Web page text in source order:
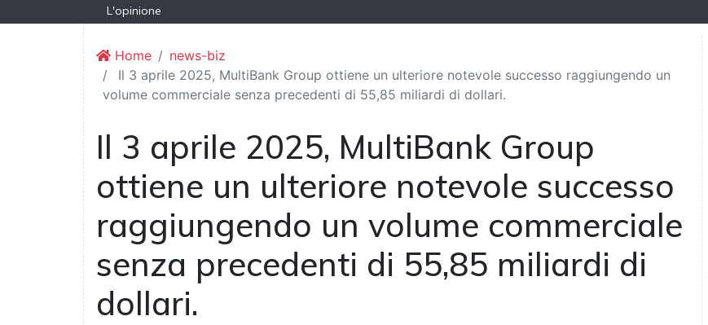
L'opinione
Home
news-biz
Il 3 aprile 2025, MultiBank Group ottiene un ulteriore notevole successo raggiungendo un
volume commerciale senza precedenti di 55,85 miliardi di dollari.
Il 3 aprile 2025, MultiBank Group
ottiene un ulteriore notevole successo
raggiungendo un volume commerciale
senza precedenti di 55,85 miliardi di
dollari.